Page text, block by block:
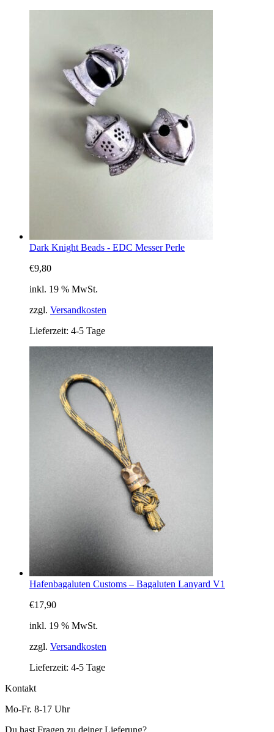
Dark Knight Beads - EDC Messer Perle
€9,80
inkl. 19 % MwSt.
zzgl. Versandkosten
Lieferzeit: 4-5 Tage
Hafenbagaluten Customs – Bagaluten Lanyard V1
€17,90
inkl. 19 % MwSt.
zzgl. Versandkosten
Lieferzeit: 4-5 Tage
Kontakt
Mo-Fr. 8-17 Uhr
Du hast Fragen zu deiner Lieferung?